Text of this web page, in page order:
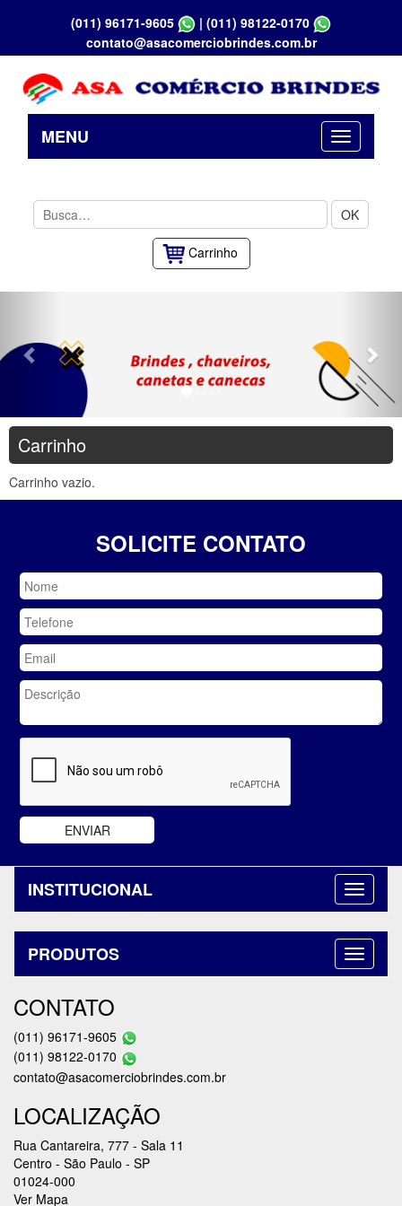
(011) 96171-9605 | (011) 98122-0170
contato@asacomerciobrindes.com.br
MENU
OK
Carrinho
Carrinho
Carrinho vazio.
SOLICITE CONTATO
INSTITUCIONAL
PRODUTOS
CONTATO
(011) 96171-9605
(011) 98122-0170
contato@asacomerciobrindes.com.br
LOCALIZAÇÃO
Rua Cantareira, 777 - Sala 11
Centro - São Paulo - SP
01024-000
Ver Mapa